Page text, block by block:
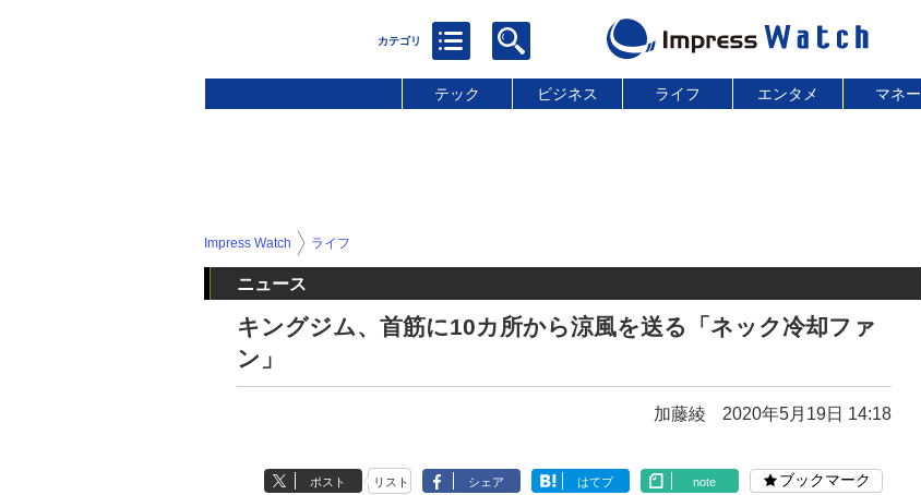
テック ビジネス ライフ エンタメ マネー
Impress Watch ライフ
ニュース
キングジム、首筋に10カ所から涼風を送る「ネック冷却ファ
ン」
加藤綾 2020年5月19日 14:18
ポスト リスト シェア はてブ note ブックマーク